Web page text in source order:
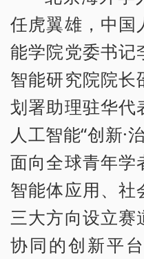
任虎翼雄，中国
能学院党委书记
智能研究院院长
划署助理驻华代
人工智能“创新·
面向全球青年学
智能体应用、社
三大方向设立赛
协同的创新平